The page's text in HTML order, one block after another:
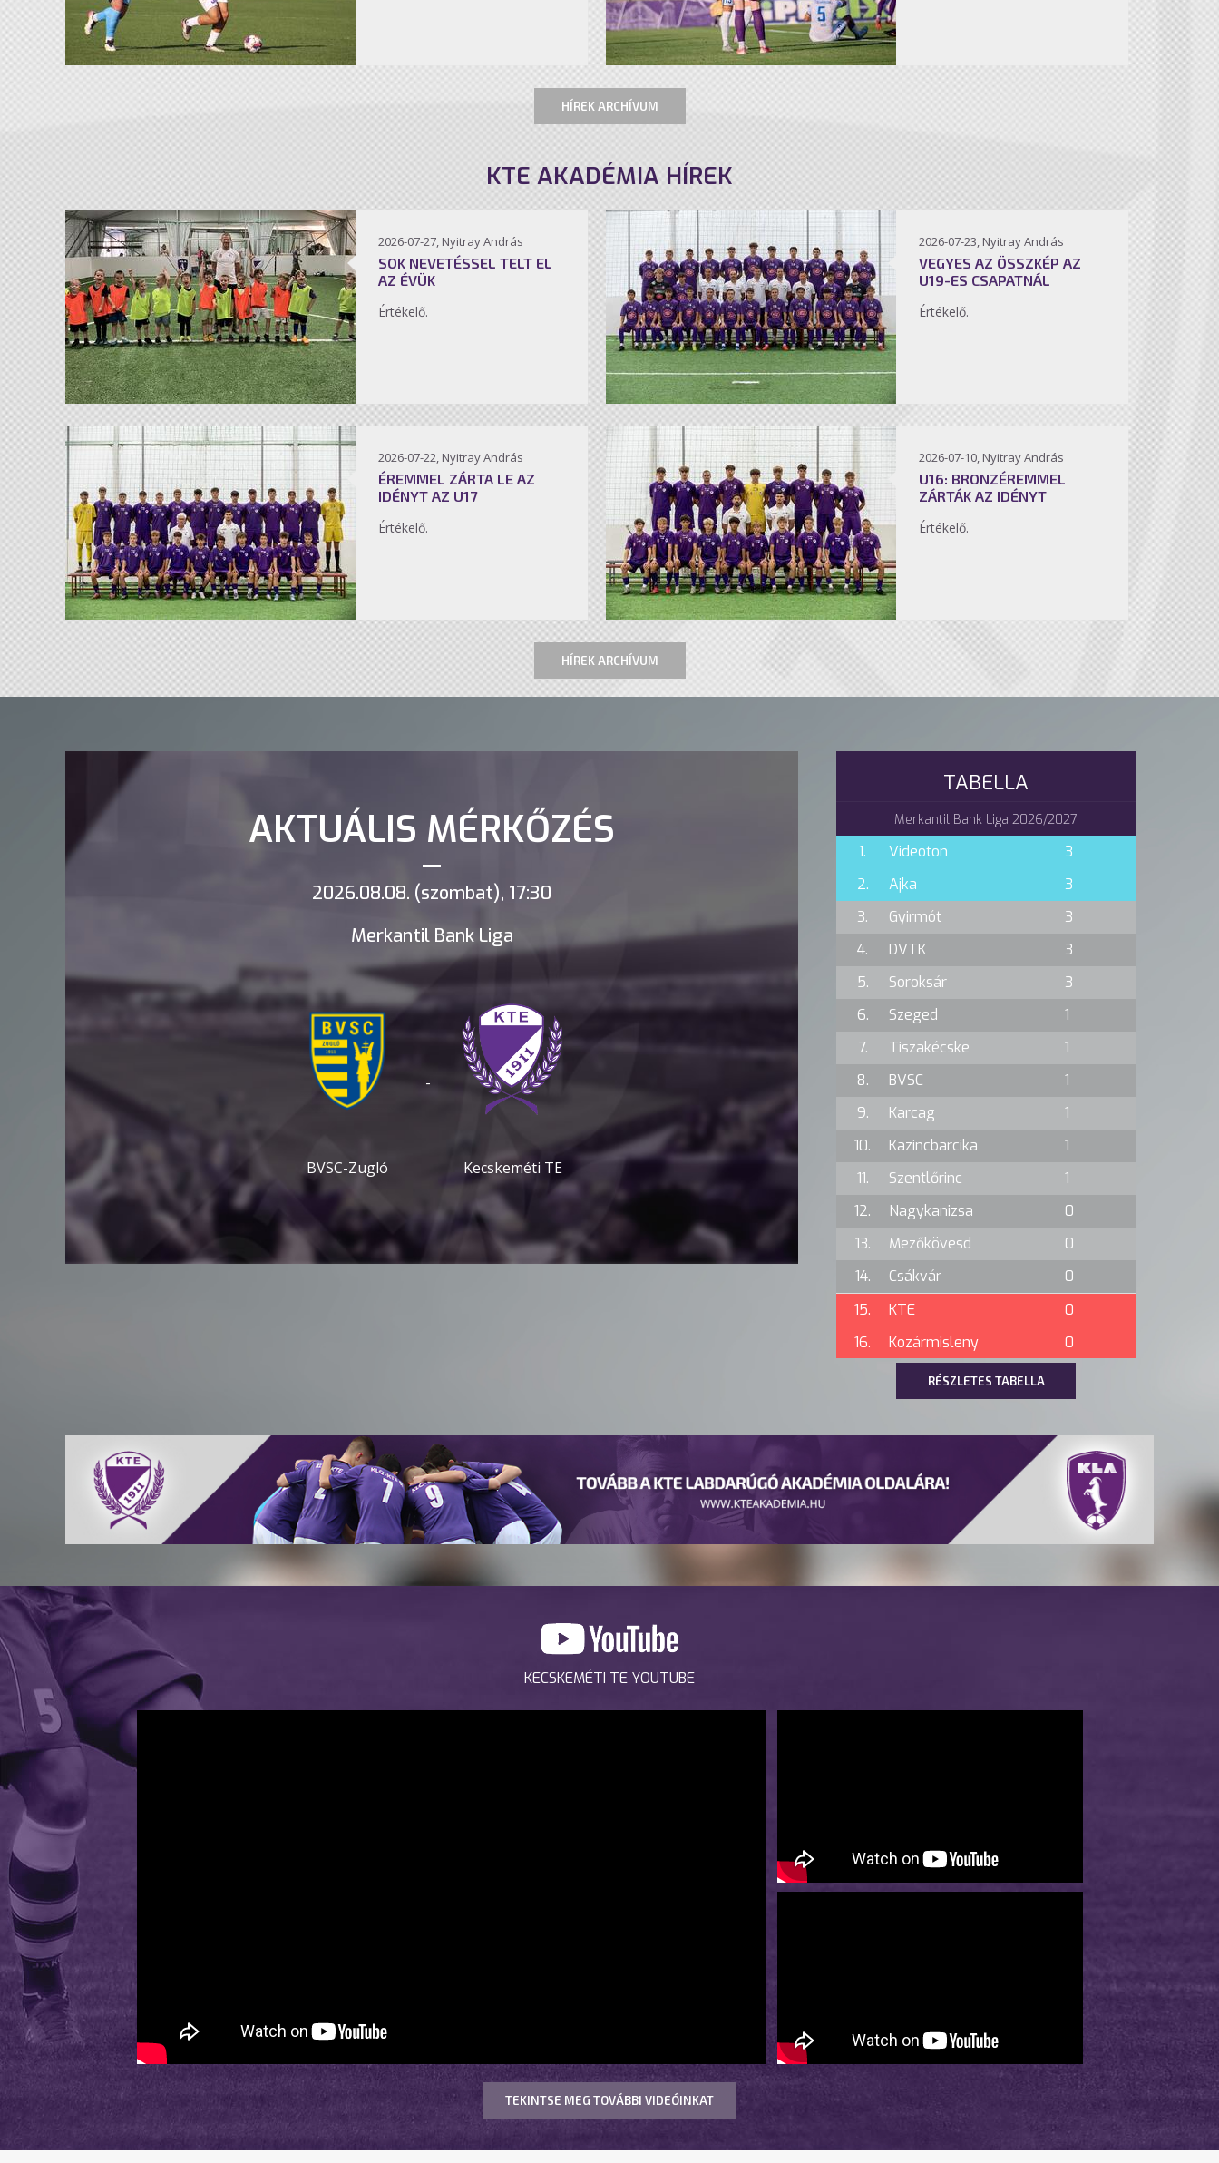
HÍREK ARCHÍVUM
KTE AKADÉMIA HÍREK
2026-07-27, Nyitray András
SOK NEVETÉSSEL TELT EL
AZ ÉVÜK
Értékelő.
2026-07-23, Nyitray András
VEGYES AZ ÖSSZKÉP AZ
U19-ES CSAPATNÁL
Értékelő.
2026-07-22, Nyitray András
ÉREMMEL ZÁRTA LE AZ
IDÉNYT AZ U17
Értékelő.
2026-07-10, Nyitray András
U16: BRONZÉREMMEL
ZÁRTÁK AZ IDÉNYT
Értékelő.
HÍREK ARCHÍVUM
AKTUÁLIS MÉRKŐZÉS
2026.08.08. (szombat), 17:30
Merkantil Bank Liga
BVSC-Zugló
-
Kecskeméti TE
TABELLA
Merkantil Bank Liga 2026/2027
1. Videoton
3
2.
Ajka
3
3.
Gyirmót
3
4.
DVTK
3
5.
Soroksár
3
6.
Szeged
1
7.
Tiszakécske
1
8.
BVSC
1
9.
Karcag
1
10.
Kazincbarcika
1
11.
Szentlőrinc
1
12.
Nagykanizsa
0
13.
Mezőkövesd
0
14.
Csákvár
0
15.
KTE
0
16.
Kozármisleny 0
RÉSZLETES TABELLA
KECSKEMÉTI TE YOUTUBE
TEKINTSE MEG TOVÁBBI VIDEÓINKAT